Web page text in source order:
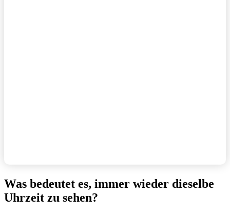
Was bedeutet es, immer wieder dieselbe
Uhrzeit zu sehen?